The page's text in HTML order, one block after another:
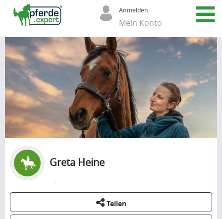
Anmelden
Mein Konto
Greta Heine
-
Teilen